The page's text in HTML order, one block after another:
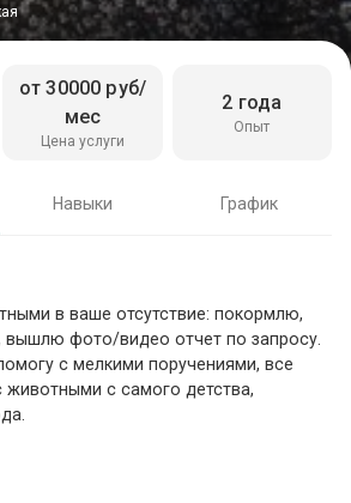
Цена услуги
от 30000 руб/
мес
Опыт
2 года
Навыки График
в ваше отсутствие: покормлю,
вышлю фото/видео отчет по запросу.
с мелкими поручениями, все
с самого детства,